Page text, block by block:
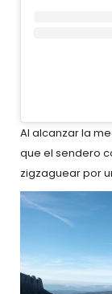
Al alcanzar la
que el sendero
zigzaguear por